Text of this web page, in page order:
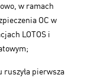
w ramach
OC w
LOTOS i
pierwsza